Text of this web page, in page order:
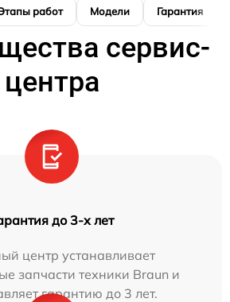
работ Модели Гарантия
сервис-
центра
до 3-х лет
центр устанавливает
запчасти техники Braun и
гарантию до 3 лет.